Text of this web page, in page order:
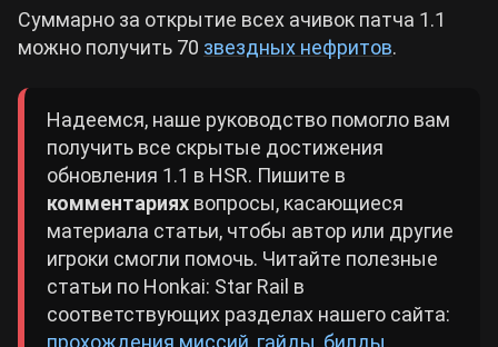
Суммарно за открытие всех ачивок патча 1.1
можно получить 70 звездных нефритов.
Надеемся, наше руководство помогло вам
получить все скрытые достижения
обновления 1.1 в HSR. Пишите в
комментариях вопросы, касающиеся
материала статьи, чтобы автор или другие
игроки смогли помочь. Читайте полезные
статьи по Honkai: Star Rail в
соответствующих разделах нашего сайта:
прохождения миссий, гайды, билды.